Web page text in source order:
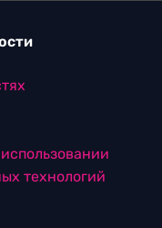
технологий